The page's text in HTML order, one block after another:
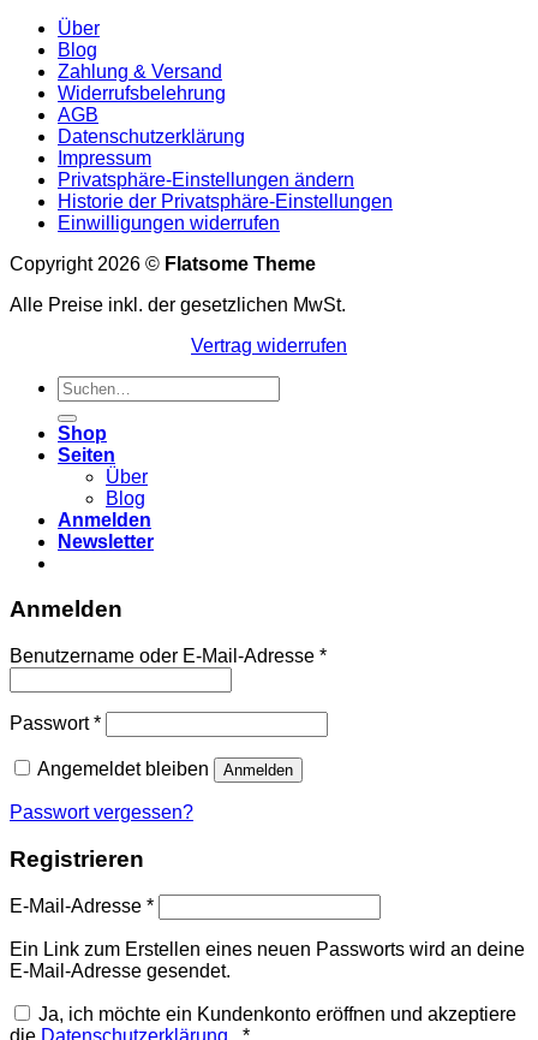
Über
Blog
Zahlung & Versand
Widerrufsbelehrung
AGB
Datenschutzerklärung
Impressum
Privatsphäre-Einstellungen ändern
Historie der Privatsphäre-Einstellungen
Einwilligungen widerrufen
Copyright 2026 © Flatsome Theme
Alle Preise inkl. der gesetzlichen MwSt.
Vertrag widerrufen
Suchen
nach:
Shop
Seiten
Über
Blog
Anmelden
Newsletter
Anmelden
Benutzername oder E-Mail-Adresse *Erforderlich
Passwort*Erforderlich
Angemeldet bleiben Anmelden
Passwort vergessen?
Registrieren
E-Mail-Adresse *Erforderlich
Ein Link zum Erstellen eines neuen Passworts wird an deine
E-Mail-Adresse gesendet.
Ja, ich möchte ein Kundenkonto eröffnen und akzeptiere